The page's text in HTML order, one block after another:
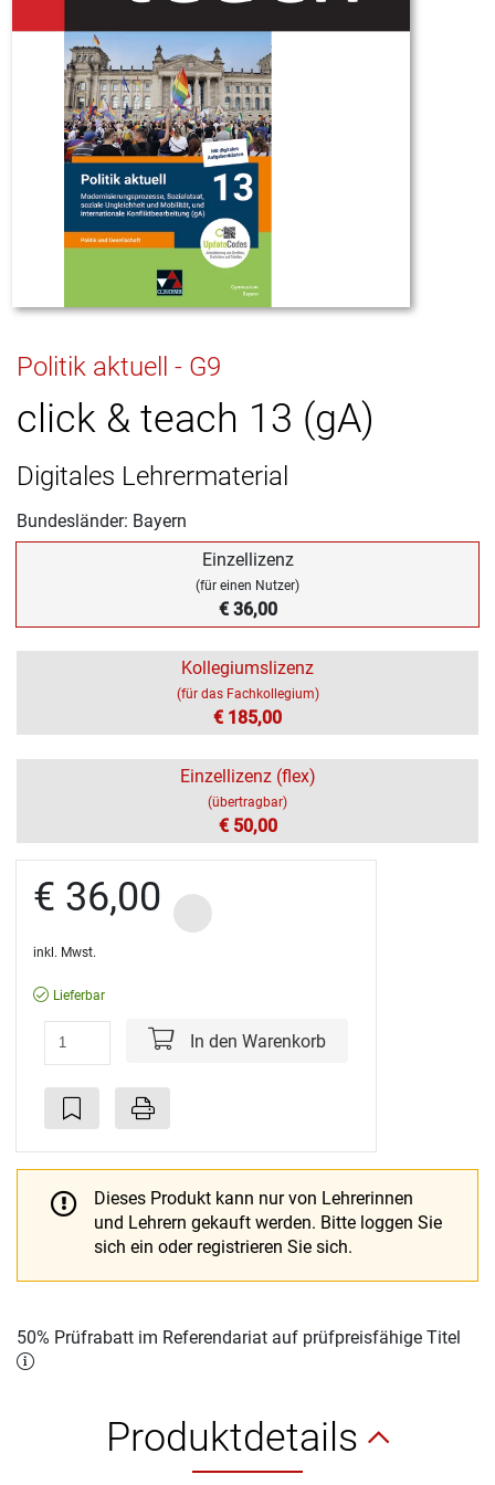
Politik aktuell - G9
click & teach 13 (gA)
Digitales Lehrermaterial
Bundesländer: Bayern
Einzellizenz
(für einen Nutzer)
€ 36,00
Kollegiumslizenz
(für das Fachkollegium)
€ 185,00
Einzellizenz (flex)
(übertragbar)
€ 50,00
€ 36,00
inkl. Mwst.
Lieferbar
In den Warenkorb
Dieses Produkt kann nur von Lehrerinnen
und Lehrern gekauft werden. Bitte loggen Sie
sich ein oder registrieren Sie sich.
50% Prüfrabatt im Referendariat auf prüfpreisfähige Titel
Produktdetails